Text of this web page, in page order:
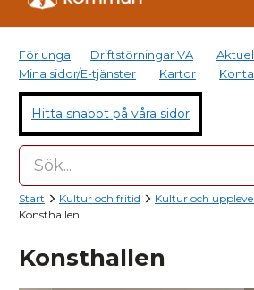
För unga Driftstörningar VA
Mina sidor/E-tjänster
Kartor
Hitta snabbt på våra sidor
Start Kultur och fritid Kultur och
Konsthallen
Konsthallen